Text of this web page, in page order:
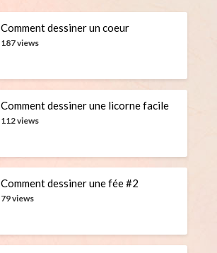
Comment dessiner un coeur
187 views
Comment dessiner une licorne facile
112 views
Comment dessiner une fée #2
79 views